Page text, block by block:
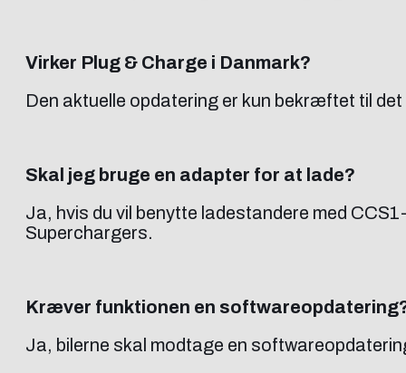
Virker Plug & Charge i Danmark?
Den aktuelle opdatering er kun bekræftet til
Skal jeg bruge en adapter for at lade?
Ja, hvis du vil benytte ladestandere med
Superchargers.
Kræver funktionen en
Ja, bilerne skal modtage en